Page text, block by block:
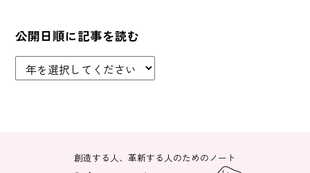
公開日順に記事を読む
創造する人、革新する人のためのノート